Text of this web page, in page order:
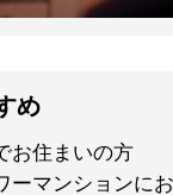
め
お住まいの方
ーマンションに